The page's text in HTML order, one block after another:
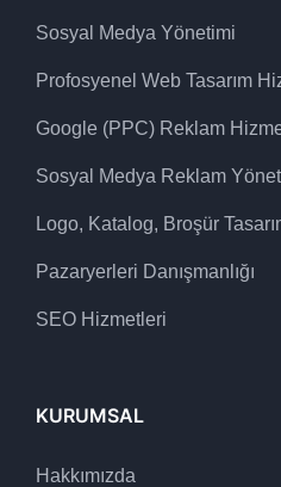
Sosyal Medya Yönetimi
Profosyenel Web Tasarım
Google (PPC) Reklam
Sosyal Medya Reklam
Logo, Katalog, Broşür
Pazaryerleri Danışmanlığı
SEO Hizmetleri
KURUMSAL
Hakkımızda